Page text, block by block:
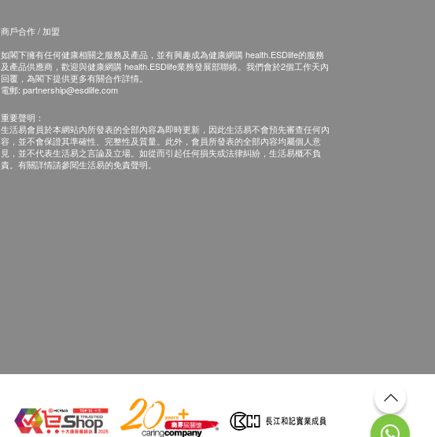
商戶合作 / 加盟
如閣下擁有任何健康相關之服務及產品，並有興趣成為健康網購 health.ESDlife的服務
及產品供應商，歡迎與健康網購 health.ESDlife業務發展部聯絡。我們會於2個工作天內
回覆，為閣下提供更多有關合作詳情。
電郵: partnership@esdlife.com
重要聲明：
生活易會員於本網站內所發表的全部內容為即時更新，因此生活易不會預先審查任何內
容，並不會保證其準確性、完整性及質量。此外，會員所發表的全部內容均屬個人意
見，並不代表生活易之言論及立場。如從而引起任何損失或法律糾紛，生活易概不負
責。有關詳情請參閱生活易的免責聲明。